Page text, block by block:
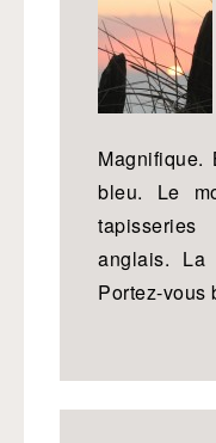
bleu. Le
anglais.
Portez-